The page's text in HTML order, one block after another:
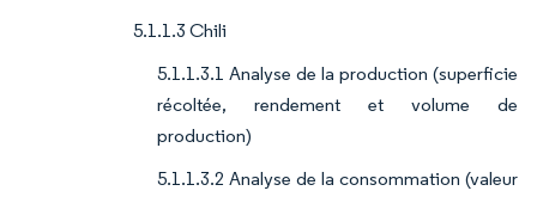
5.1.1.3 Chili
5.1.1.3.1 Analyse de la production (superficie
récoltée, rendement et volume de
production)
5.1.1.3.2 Analyse de la consommation (valeur